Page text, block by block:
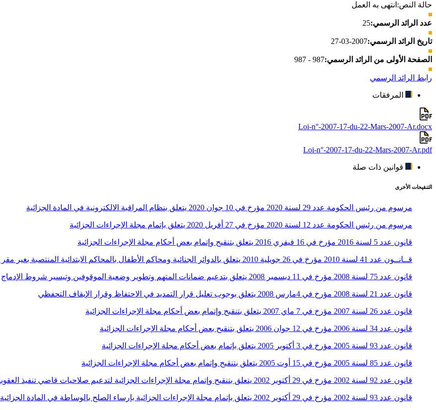
حالة النص: انتهى به العمل
عدد الرائد الرسمي:25
تاريخ الرائد الرسمي:2007-03-27
الصفحة الأولى من الرائد الرسمي:987 - 987
رابط الرائد الرسمي
المرفقات
Loi-n°-2007-17-du-22-Mars-2007-Ar.docx
Loi-n°-2007-17-du-22-Mars-2007-Ar.pdf
قوانين ذات صلة
التنقيحات الأخرى
مرسوم من رئيس الحكومة عدد 29 لسنة 2020 مؤرخ في 10 جوان 2020 يتعلق بنظام المراقبة الالكترونية في المادة الجزائية
مرسوم من رئيس الحكومة عدد 12 لسنة 2020 مؤرخ في 27 أفريل 2020 يتعلق بإتمام مجلة الإجراءات الجزائية
قانون عدد 5 لسنة 2016 مؤرخ في 16 فيفري 2016 يتعلق بتنقيح وإتمام بعض أحكام مجلة الإجراءات الجزائية
قــانــون عدد 41 لسنة 2010 مؤرخ في 26 جويلية 2010 يتعلق بالدوائر الجنائية ومحاكم الأطفال بالمحاكم الابتدائية المنتصبة بغير مقر محكمة استئناف
قانون عدد 75 لسنة 2008 مؤرخ في 11 ديسمبر 2008 يتعلق بتدعيم ضمانات المتهم وتطوير وضعية الموقوفين وتيسير شروط الإدماج
قانون عدد 21 لسنة 2008 مؤرخ في 4مارس 2008 يتعلق بوجوب تعليل قرار التمديد في الاحتفاظ وقرار الإيقاف التحفظي
قانون عدد 26 لسنة 2007 مؤرخ في 7 ماي 2007 يتعلق بتنقيح وإتمام بعض أحكام مجلة الإجراءات الجزائية
قانون عدد 34 لسنة 2006 مؤرخ في 12 جوان 2006 يتعلق بتنقيح بعض أحكام مجلة الإجراءات الجزائية
قانون عدد 93 لسنة 2005 مؤرخ في 3 أكتوبر 2005 يتعلق بإتمام بعض أحكام مجلة الإجراءات الجزائية
قانون عدد 85 لسنة 2005 مؤرخ في 15 أوت 2005 يتعلق بتنقيح وإتمام بعض أحكام مجلة الإجراءات الجزائية
قانون عدد 92 لسنة 2002 مؤرخ في 29 أكتوبر 2002 يتعلق بتنقيح وإتمام مجلة الإجراءات الجزائية لتدعيم صلاحيات قاضي تنفيذ العقوبات
قانون عدد 93 لسنة 2002 مؤرخ في 29 أكتوبر 2002 يتعلق بإتمام مجلة الإجراءات الجزائية بإرساء الصلح بالوساطة في المادة الجزائية